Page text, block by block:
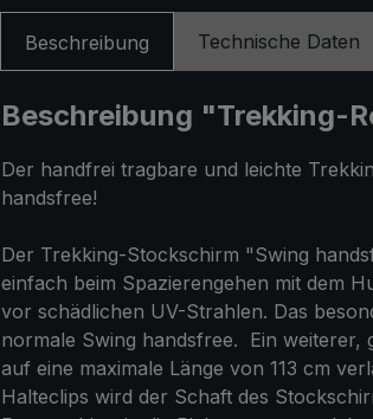
Beschreibung Technische Daten
Beschreibung "Trekking-
Der handfrei tragbare und leichte
handsfree!
Der Trekking-Stockschirm "Swing
einfach beim Spazierengehen mit dem
vor schädlichen UV-Strahlen. Das
normale Swing handsfree. Ein weiterer,
auf eine maximale Länge von 113 cm
Halteclips wird der Schaft des